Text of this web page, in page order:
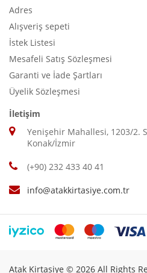
Adres
Alışveriş sepeti
İstek Listesi
Mesafeli Satış Sözleşmesi
Garanti ve İade Şartları
Üyelik Sözleşmesi
İletişim
Yenişehir Mahallesi, 1203/2.
Konak/İzmir
(+90) 232 433 40 41
info@atakkirtasiye.com.tr
Atak Kirtasiye © 2026 All Rights